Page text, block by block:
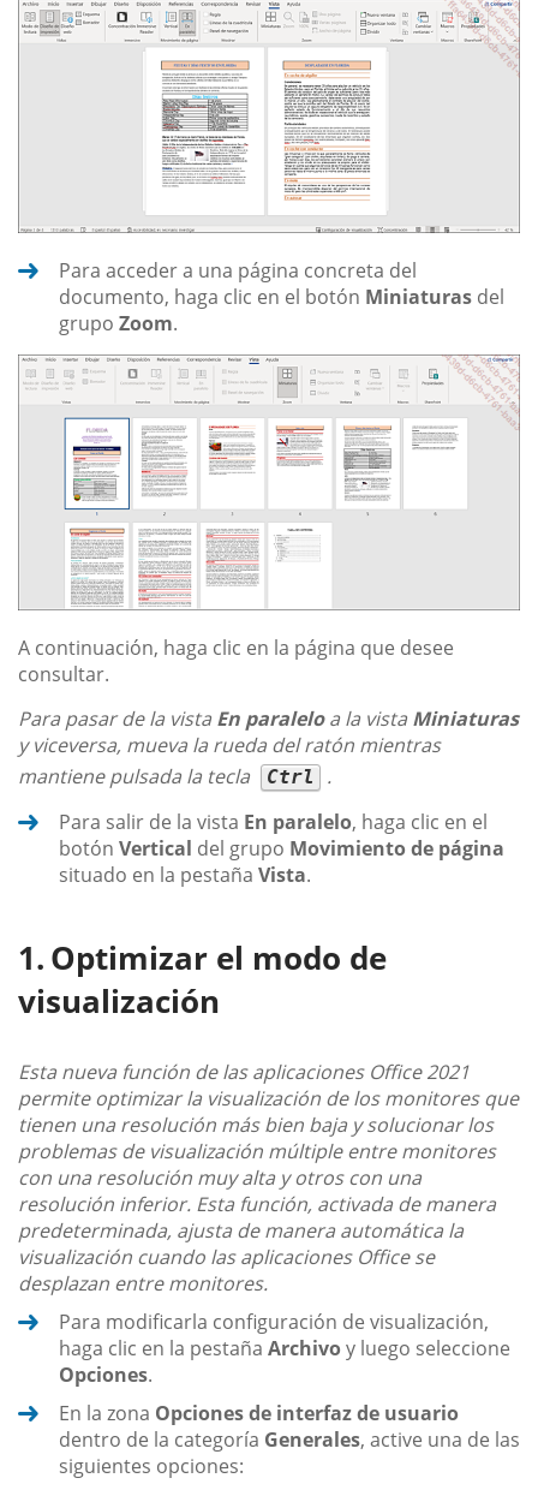
Para acceder a una página concreta del
documento, haga clic en el botón Miniaturas del
grupo Zoom.
A continuación, haga clic en la página que desee
consultar.
Para pasar de la vista En paraleloa la vista Miniaturas
y viceversa, mueva la rueda del ratón mientras
mantiene pulsada la tecla
Ctrl
.
Para salir de la vista En paralelo, haga clic en el
botón Vertical del grupo Movimiento de página
situado en la pestaña Vista.
Optimizar el modo de
visualización
Esta nueva función de las aplicaciones Office 2021
permite optimizar la visualización de los monitores que
tienen una resolución más bien baja y solucionar los
problemas de visualización múltiple entre monitores
con una resolución muy alta y otros con una
resolución inferior. Esta función, activada de manera
predeterminada, ajusta de manera automática la
visualización cuando las aplicaciones Office se
desplazan entre monitores.
Para modificarla configuración de visualización,
haga clic en la pestaña Archivoy luego seleccione
Opciones.
En la zona Opciones de interfaz de usuario
dentro de la categoría Generales, active una de las
siguientes opciones: